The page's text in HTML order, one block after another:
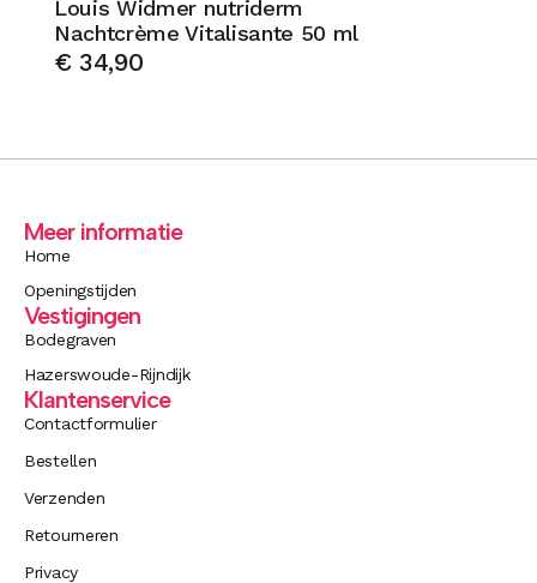
Louis Widmer nutriderm
Nachtcrème Vitalisante 50 ml
€34,90
Meer informatie
Home
Openingstijden
Vestigingen
Bodegraven
Hazerswoude-Rijndijk
Klantenservice
Contactformulier
Bestellen
Verzenden
Retourneren
Privacy